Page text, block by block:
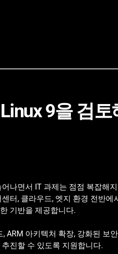
9을 검토
나면서 IT 과제는 점점 복잡해
터, 클라우드, 엣지 환경 전반에
기반을 제공합니다.
ARM 아키텍처 확장, 강화된 보
진할 수 있도록 지원합니다.